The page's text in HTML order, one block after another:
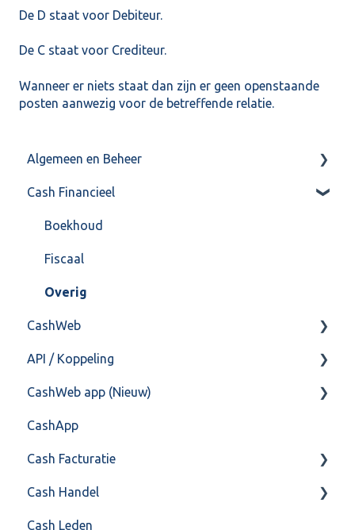
De D staat voor Debiteur.
De C staat voor Crediteur.
Wanneer er niets staat dan zijn er geen openstaande
posten aanwezig voor de betreffende relatie.
Algemeen en Beheer
Bank(koppeling)
Import/Export
Postbus
Training & Consultancy
Overig
Cash Financieel
Boekhoud
Fiscaal
Overig
CashWeb
CashHero Layout
Mailen vanuit CASHWeb
Algemeen gebruik
API / Koppeling
Algemeen
Api 3.0 (SOAP API)
API 4.0 (REST API)
CashWeb app (Nieuw)
Veel gestelde vragen
CashApp
Cash Facturatie
Factureren
Instellingen
Cash Handel
Inkoop
Cash Leden